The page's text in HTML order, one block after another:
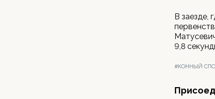
В заезде,
9,8
#КОННЫЙ